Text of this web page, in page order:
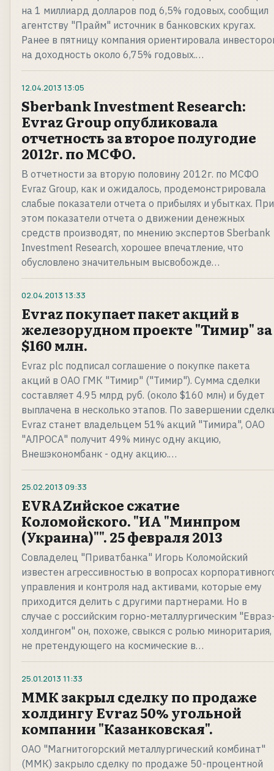
на 1 миллиард долларов под 6,5% годовых, сообщил
агентству "Прайм" источник в банковских кругах.
Ранее в пятницу компания ориентировала
на доходность около 6,75% годовых.…
12.04.2013 13:05
Sberbank Investment Research:
Evraz Group опубликовала
отчетность за второе полугодие
2012г. по МСФО.
В отчетности за вторую половину 2012г. по МСФО
Evraz Group, как и ожидалось, продемонстрировала
слабые показатели отчета о прибылях и убытках. При
этом показатели отчета о движении денежных
средств производят, по мнению экспертов Sberbank
Investment Research, хорошее впечатление, что
обусловлено значительным высвобожде…
02.04.2013 13:33
Evraz покупает пакет акций в
железорудном проекте "Тимир" за
$160 млн.
Evraz plc подписал соглашение о покупке пакета
акций в ОАО ГМК "Тимир" ("Тимир"). Сумма сделки
составляет 4.95 млрд руб. (около $160 млн) и будет
выплачена в несколько этапов. По завершении
Evraz станет владельцем 51% акций "Тимира", ОАО
"АЛРОСА" получит 49% минус одну акцию,
Внешэкономбанк - одну акцию.…
25.02.2013 09:33
EVRAZийское сжатие
Коломойского. "ИА "Минпром
(Украина)"". 25 февраля 2013
Совладелец "Приватбанка" Игорь Коломойский
известен агрессивностью в вопросах
управления и контроля над активами, которые ему
приходится делить с другими партнерами. Но в
случае с российским горно-металлургическим
холдингом" он, похоже, свыкся с ролью миноритария,
не претендующего на космические в…
25.01.2013 11:33
ММК закрыл сделку по продаже
холдингу Evraz 50% угольной
компании "Казанковская".
ОАО "Магнитогорский металлургический комбинат"
(ММК) закрыло сделку по продаже 50-процентной